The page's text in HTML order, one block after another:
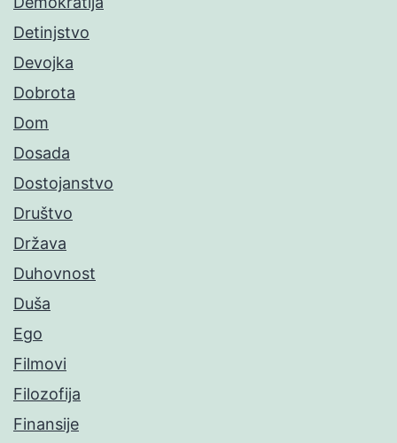
Detinjstvo
Devojka
Dobrota
Dom
Dosada
Dostojanstvo
Društvo
Država
Duhovnost
Duša
Ego
Filmovi
Filozofija
Finansije